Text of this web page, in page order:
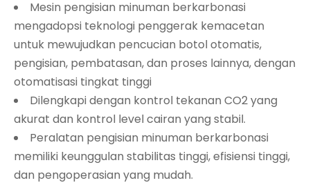
Mesin pengisian minuman berkarbonasi
mengadopsi teknologi penggerak kemacetan
untuk mewujudkan pencucian botol otomatis,
pengisian, pembatasan, dan proses lainnya, dengan
otomatisasi tingkat tinggi
Dilengkapi dengan kontrol tekanan CO2 yang
akurat dan kontrol level cairan yang stabil.
Peralatan pengisian minuman berkarbonasi
memiliki keunggulan stabilitas tinggi, efisiensi tinggi,
dan pengoperasian yang mudah.